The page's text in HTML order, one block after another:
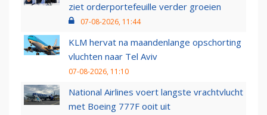
ziet orderportefeuille verder groeien
07-08-2026, 11:44
KLM hervat na maandenlange opschorting
vluchten naar Tel Aviv
07-08-2026, 11:10
National Airlines voert langste vrachtvlucht
met Boeing 777F ooit uit